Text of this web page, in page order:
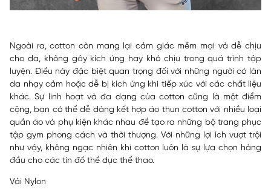
Ngoài ra, cotton còn mang lại cảm giác mềm mại và dễ chịu
cho da, không gây kích ứng hay khó chịu trong quá trình tập
luyện. Điều này đặc biệt quan trọng đối với những người có làn
da nhạy cảm hoặc dễ bị kích ứng khi tiếp xúc với các chất liệu
khác. Sự linh hoạt và đa dạng của cotton cũng là một điểm
cộng, bạn có thể dễ dàng kết hợp áo thun cotton với nhiều loại
quần áo và phụ kiện khác nhau để tạo ra những bộ trang phục
tập gym phong cách và thời thượng. Với những lợi ích vượt trội
như vậy, không ngạc nhiên khi cotton luôn là sự lựa chọn hàng
đầu cho các tín đồ thể dục thể thao.
Vải Nylon